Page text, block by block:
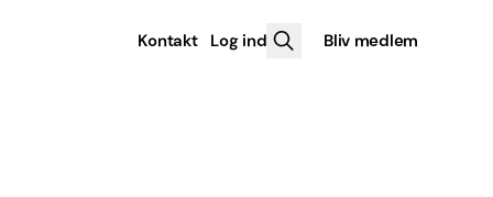
Kontakt Log ind Bliv medlem